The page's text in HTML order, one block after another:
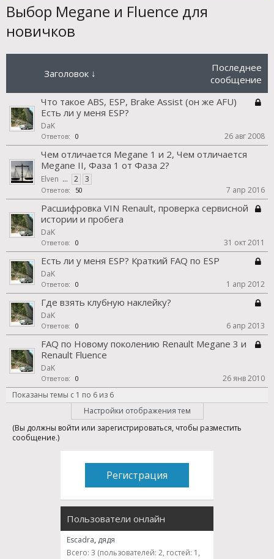
Выбор Megane и Fluence для
новичков
Заголовок ↓
Последнее
сообщение
Что такое ABS, ESP, Brake Assist (он же AFU)
Есть ли у меня ESP?
DaK
Ответов: 0 26 авг 2008
Чем отличается Megane 1 и 2, Чем отличается
Megane II, Фаза 1 от Фаза 2?
Elven ... 2 3
Ответов: 50 7 апр 2016
Расшифровка VIN Renault, проверка сервисной
истории и пробега
DaK
Ответов: 0 31 окт 2011
Есть ли у меня ESP? Краткий FAQ по ESP
DaK
Ответов: 0 1 апр 2012
Где взять клубную наклейку?
DaK
Ответов: 0 6 апр 2013
FAQ по Новому поколению Renault Megane 3 и
Renault Fluence
DaK
Ответов: 0
26 янв 2010
Показаны темы с 1 по 6 из 6
Настройки отображения тем
(Вы должны войти или зарегистрироваться, чтобы разместить
сообщение.)
Регистрация
Пользователи онлайн
Escadra, дядя
Всего: 3 (пользователей: 2, гостей: 1,